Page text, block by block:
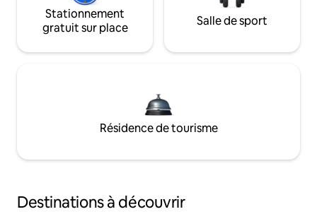
Stationnement
gratuit sur place
Salle de sport
Résidence de tourisme
Destinations à découvrir